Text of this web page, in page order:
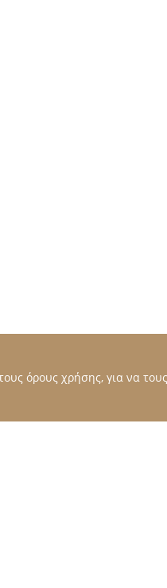
όρους χρήσης, για να